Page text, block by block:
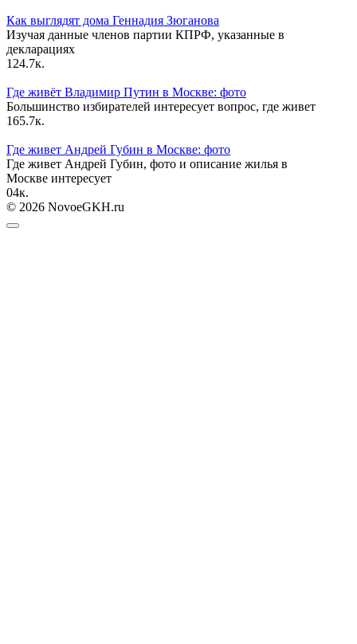
Как выглядят дома Геннадия Зюганова
Изучая данные членов партии КПРФ, указанные в
декларациях
124.7к.
Где живёт Владимир Путин в Москве: фото
Большинство избирателей интересует вопрос, где живет
165.7к.
Где живет Андрей Губин в Москве: фото
Где живет Андрей Губин, фото и описание жилья в
Москве интересует
04к.
© 2026 NovoeGKH.ru